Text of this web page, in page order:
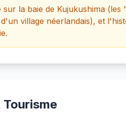
sur la baie de Kujukushima
village néerlandais), et
Tourisme